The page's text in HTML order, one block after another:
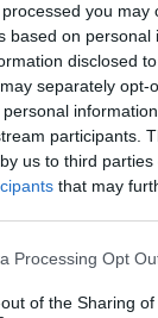
you may
based on personal
disclosed
separately opt-
participants.
us to third parties
that may
Processing Opt
of the Sharing of
έναν
μεγάλους
Καθώς
και
σου και